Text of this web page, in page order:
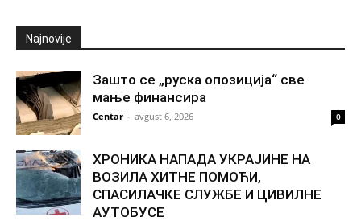
Najnovije
Зашто се „руска опозиција“ све
мање финансира
Centar - avgust 6, 2026 0
ХРОНИКА НАПАДА УКРАЈИНЕ НА
ВОЗИЛА ХИТНЕ ПОМОЋИ,
СПАСИЛАЧКЕ СЛУЖБЕ И ЦИВИЛНЕ
АУТОБУСЕ